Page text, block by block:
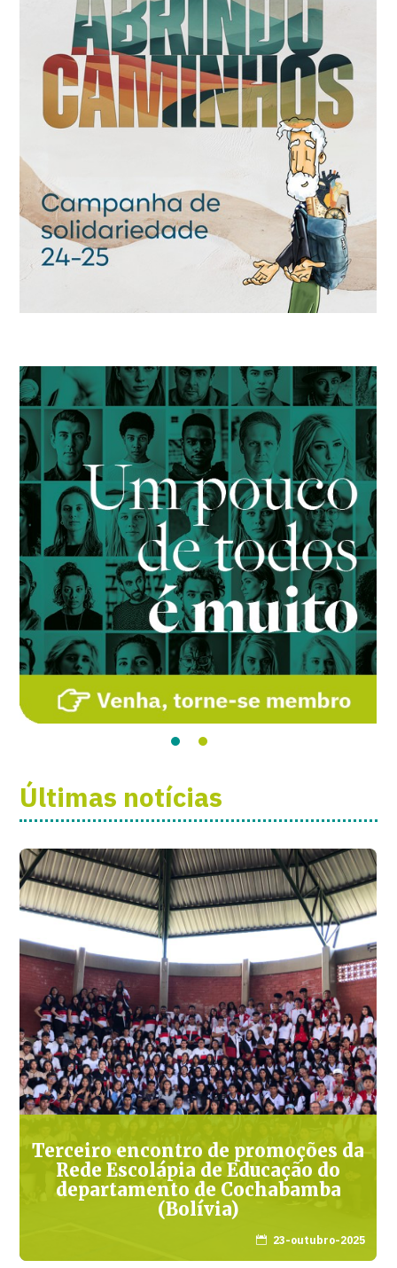
Últimas notícias
Terceiro encontro de promoções da
Rede Escolápia de Educação do
departamento de Cochabamba
(Bolívia)
 23-outubro-2025